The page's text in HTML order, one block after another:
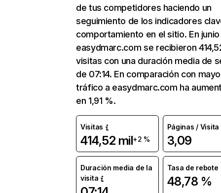
de tus competidores haciendo un
seguimiento de los indicadores
comportamiento en el sitio. En junio
easydmarc.com se recibieron
visitas con una duración media de
de 07:14. En comparación con
tráfico a easydmarc.com ha
en 1,91 %.
Visitas
414,52 mil+2 %
Páginas / Visita
3,09
Duración media de la
visita
Tasa de rebote
48,78 %